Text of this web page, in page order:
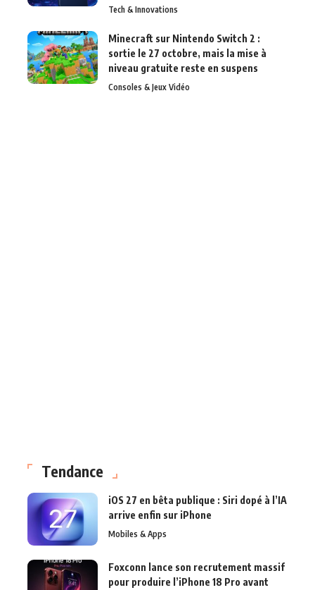
Tech & Innovations
Minecraft sur Nintendo Switch 2 :
sortie le 27 octobre, mais la mise à
niveau gratuite reste en suspens
Consoles & Jeux Vidéo
Tendance
iOS 27 en bêta publique : Siri dopé à l’IA
arrive enfin sur iPhone
Mobiles & Apps
Foxconn lance son recrutement massif
pour produire l’iPhone 18 Pro avant